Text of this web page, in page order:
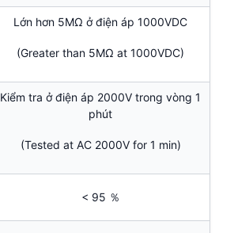
Lớn hơn 5MΩ ở điện áp 1000VDC
(Greater than 5MΩ at 1000VDC)
Kiểm tra ở điện áp 2000V trong vòng 1
phút
(Tested at AC 2000V for 1 min)
< 95 ％